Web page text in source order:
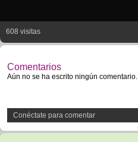
608 visitas
Comentarios
Aún no se ha escrito ningún comentario.
Conéctate para comentar